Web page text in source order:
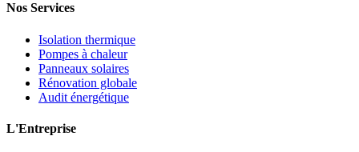
Nos Services
Isolation thermique
Pompes à chaleur
Panneaux solaires
Rénovation globale
Audit énergétique
L'Entreprise